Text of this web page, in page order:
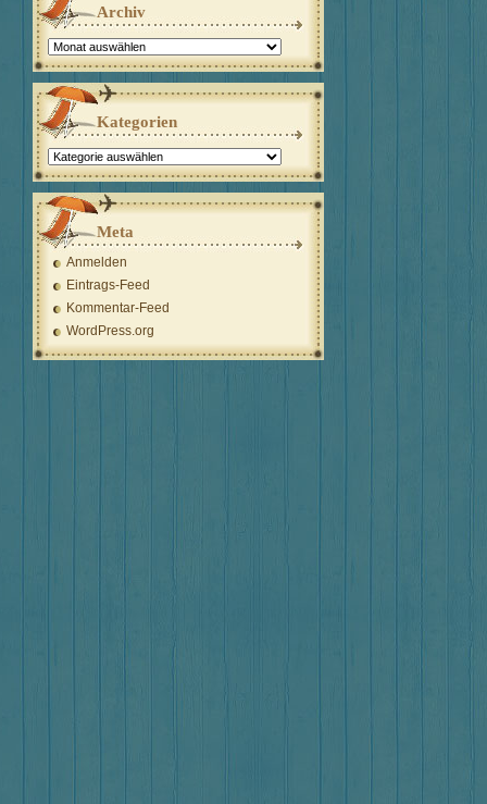
Archiv
Archiv
Kategorien
Kategorien
Meta
Anmelden
Eintrags-Feed
Kommentar-Feed
WordPress.org